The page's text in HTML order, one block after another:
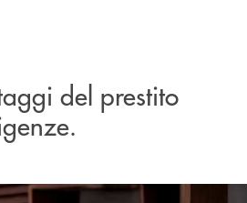
del prestito